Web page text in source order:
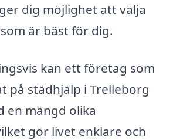
dig möjlighet att välja
är bäst för dig.
kan ett företag som
på städhjälp i Trelleborg
en mängd olika
gör livet enklare och